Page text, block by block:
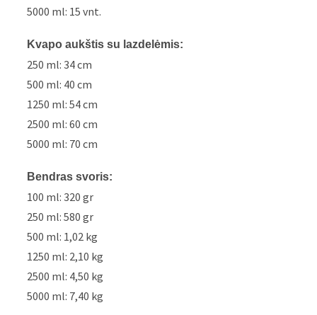
5000 ml: 15 vnt.
Kvapo aukštis su lazdelėmis:
250 ml: 34 cm
500 ml: 40 cm
1250 ml: 54 cm
2500 ml: 60 cm
5000 ml: 70 cm
Bendras svoris:
100 ml: 320 gr
250 ml: 580 gr
500 ml: 1,02 kg
1250 ml: 2,10 kg
2500 ml: 4,50 kg
5000 ml: 7,40 kg